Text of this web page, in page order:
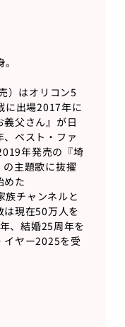
）はオリコン5
に出場2017年に
父さん』が日
ベスト・ファ
年発売の『埼
主題歌に抜擢
めた
族チャンネルと
は現在50万人を
、結婚25周年を
イヤー2025を受